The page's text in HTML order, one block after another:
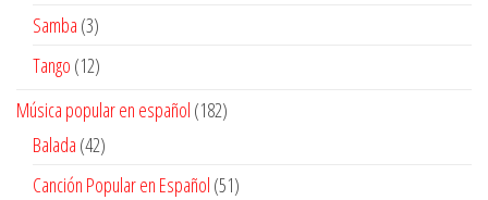
productos
Samba 33
productos
Tango 1212
Música popular en español 182182
Balada 4242
productos
Canción Popular en Español 5151